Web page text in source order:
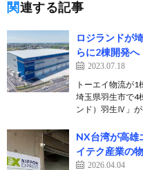
関連する記事
ロジランドが
らに2棟開発へ
2023.07.18
トーエイ物流が1
埼玉県羽生市で4
ンド）羽生Ⅳ」
NX台湾が高雄
イテク産業の
2026.04.04